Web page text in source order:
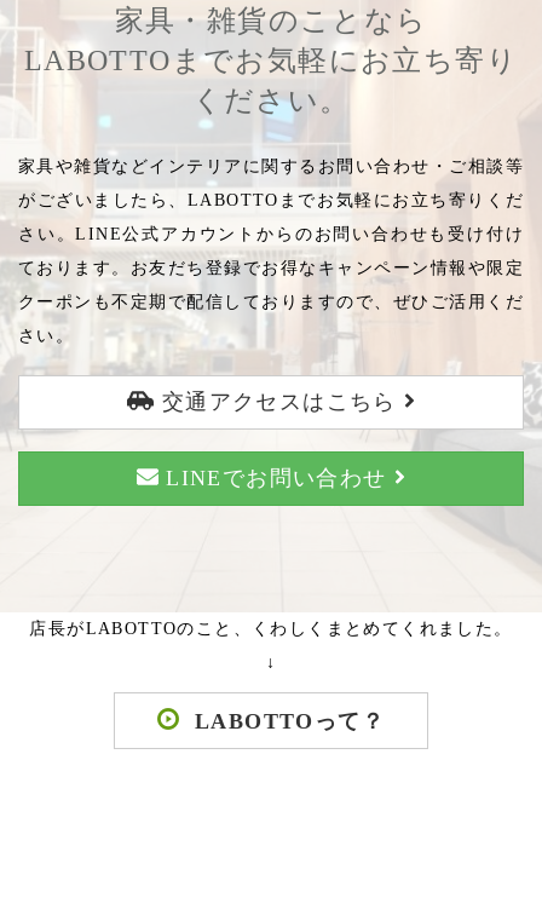
家具・雑貨のことなら
LABOTTOまでお気軽にお立ち寄り
ください。
家具や雑貨などインテリアに関するお問い合わせ・ご相談等
がございましたら、LABOTTOまでお気軽にお立ち寄りくだ
さい。LINE公式アカウントからのお問い合わせも受け付け
ております。お友だち登録でお得なキャンペーン情報や限定
クーポンも不定期で配信しておりますので、ぜひご活用くだ
さい。
交通アクセスはこちら
LINEでお問い合わせ
店長がLABOTTOのこと、くわしくまとめてくれました。
↓
LABOTTOって？